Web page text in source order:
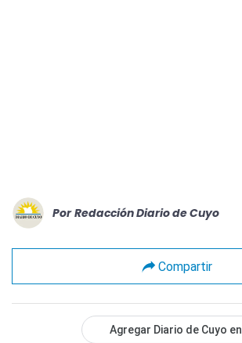
Por Redacción Diario de Cuyo
Compartir
Agregar Diario de Cuyo en